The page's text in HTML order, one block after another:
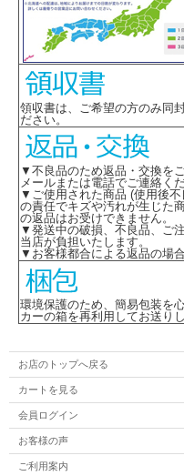
・Wネームループ
・バストケアボタン
・大容量ポケット
・長めの袖丈
※取り寄せ商品、在庫有無、納期後
※サイズ表には19号(トップス)、23
が、備蓄されていない製品もござ
ます。
★ 関連シリーズを全て見る
領収書は、ご希望の方のみ同
ださい。
▼不良品のため返品・交換を
メールまたは電話でご連絡くだ
▼ご使用された商品 (使用後
の責任でキズや汚れが生じた
の返品はお受けできません。
▼発送中の破損、不良品、ご
当店が負担いたします。
▼お客様都合による返品の場
環境保護のため、簡易包装を
カーの箱を再利用してお送りし
お店のトップへ戻る
カートを見る
会員ログイン
お客様の声
ご利用案内